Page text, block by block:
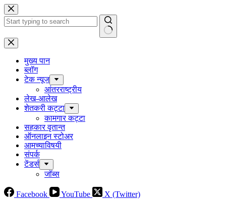
Skip
to
content
No
results
मुख्य पान
ब्लॉग
टेक न्यूज
आंतरराष्ट्रीय
लेख-आलेख
शेतकरी कट्टा
कामगार कट्टा
सहकार वृतान्त
ऑनलाइन स्टोअर
आमच्याविषयी
संपर्क
टेंडर्स
जॉब्स
Facebook YouTube
X (Twitter)